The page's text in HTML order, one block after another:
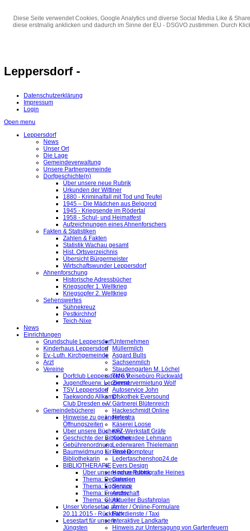
Diese Seite verwendet Cookies, Google Analytics und diverse Social Media Like &
diese erstmalig anklicken und dadurch im Sinne der EU - DSGVO zustimmen. Durch
Leppersdorf -
Datenschutzerklärung
Impressum
Login
Open menu
Leppersdorf
News
Unser Ort
Die Lage
Gemeindeverwaltung
Unsere Partnergemeinde
Dorfgeschichte(n)
Über unsere neue Rubrik
Urkunden der Wittiner
1880 - Kriminalfall mit Tod und Teufel
1945 – Die Mädchen aus Belgorod
1945 - Kriegsende im Rödertal
1958 - Schul- und Heimatfest
Aufzeichnungen eines Ahnenforschers
Fakten & Statistiken
Zahlen & Fakten
Statistik Wachau gesamt
Hist. Ortsverzeichnis
Übersicht Bürgermeister
Wirtschaftswunder Leppersdorf
Ahnenforschung
Historische Adressbücher
Kriegsopfer 1. Weltkrieg
Kriegsopfer 2. Weltkrieg
Sehenswertes
Sühnekreuz
Pestkirchhof
Teich-Nixe
News
Einrichtungen
Grundschule Leppersdorf
Kinderhaus Leppersdorf
Ev.-Luth. Kirchgemeinde
Arzt
Vereine
Dorfclub Leppersdorf e.V.
Jugendfeuerw. Leppersd.
TSV Leppersdorf
Taekwondo Allkampf
Club Dresden e.V.
Gemeindebücherei
Hinweise zu geänderten
Öffnungszeiten
Über unsere Bücherei
Geschichte der Bibliothek
Gebührenordnung
Baumwidmung für unsere
Bibliothekarin
BIBLIOTHERAPIE
Über unsere neue Rubrik
Thema: Depression
Thema: Egoismus
Thema: Freundschaft
Thema: Glück
Unser Vorlesetag am
20.11.2015 - Rückblick
Lesestart für unsere
Jüngsten
Unternehmen
Müllermilch
Asgard Bulls
Sachsenmilch
Staudengarten M. Löchel
TMG Reisebüro Rückwald
Zimmervermietung Wolf
Autoservice John
Diskothek Eversound
Gärtnerei Blütenreich
Hackeschmidt Online
Helestra
Käserei Loose
KFZ-Werkstatt Gräfe
Küchenidee Lehmann
Lederwaren Thielemann
Pixel Dompteur
Ledertaschenshop24.de
Evers Design
Hochzeitsfotografie Heines
Galerien
Service
Archiv
Aktueller Busfahrplan
Ämter / Online-Formulare
Fahrdienste / Taxi
Interaktive Landkarte
Hinweis zur Untersagung von Gartenfeuern